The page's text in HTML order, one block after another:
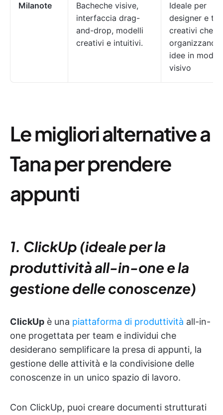
Milanote
Bacheche visive,
interfaccia drag-
and-drop, modelli
creativi e intuitivi.
Ideale per
designer e
creativi che
organizzano
idee in modo
visivo
Le migliori alternative a
Tana per prendere
appunti
1. ClickUp (ideale per la
produttività all-in-one e la
gestione delle conoscenze)
ClickUp è una piattaforma di produttività all-in-
one progettata per team e individui che
desiderano semplificare la presa di appunti, la
gestione delle attività e la condivisione delle
conoscenze in un unico spazio di lavoro.
Con ClickUp, puoi creare documenti strutturati